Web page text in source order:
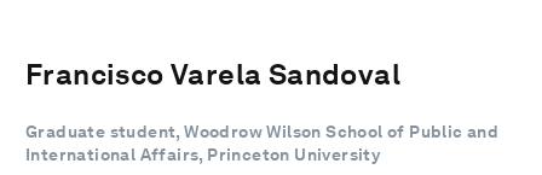
Francisco Varela Sandoval
Graduate student, Woodrow Wilson School of Public and
International Affairs, Princeton University